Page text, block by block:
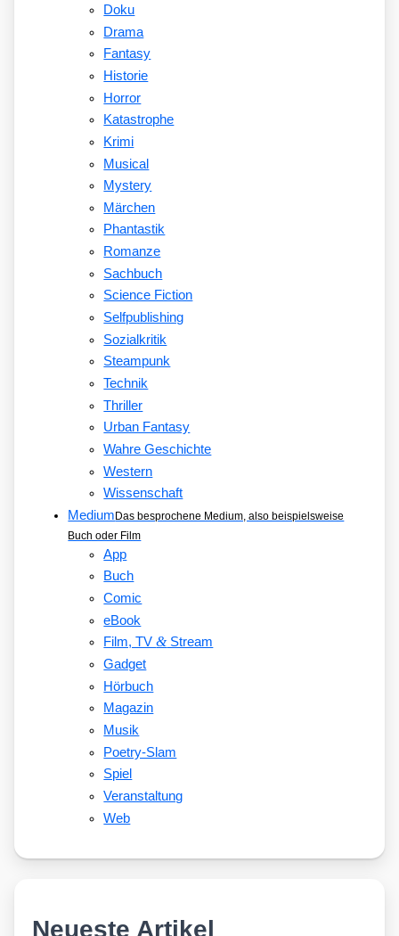
Doku
Drama
Fantasy
Historie
Horror
Katastrophe
Krimi
Musical
Mystery
Märchen
Phantastik
Romanze
Sachbuch
Science Fiction
Selfpublishing
Sozialkritik
Steampunk
Technik
Thriller
Urban Fantasy
Wahre Geschichte
Western
Wissenschaft
MediumDas besprochene Medium, also beispielsweise
Buch oder Film
App
Buch
Comic
eBook
Film, TV&Stream
Gadget
Hörbuch
Magazin
Musik
Poetry-Slam
Spiel
Veranstaltung
Web
Neueste Artikel